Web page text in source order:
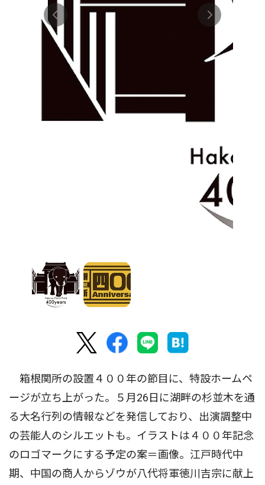
箱根関所の設置４００年の節目に、特設ホームペ
ージが立ち上がった。５月26日に湖畔の杉並木を通
る大名行列の情報などを発信しており、出演調整中
の芸能人のシルエットも。イラストは４００年記念
のロゴマークにする予定の案＝画像。江戸時代中
期、中国の商人からゾウが八代将軍徳川吉宗に献上